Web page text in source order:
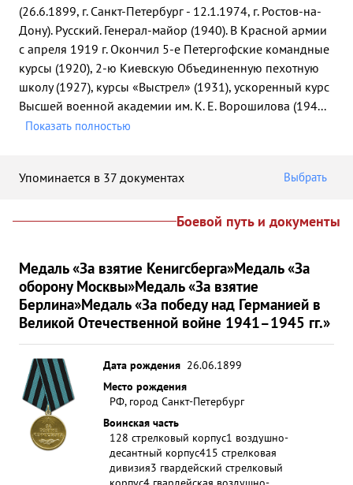
(26.6.1899, г. Санкт-Петербург - 12.1.1974, г. Ростов-на-
Дону). Русский. Генерал-майор (1940). В Красной армии
с апреля 1919 г. Окончил 5-е Петергофские командные
курсы (1920), 2-ю Киевскую Объединенную пехотную
школу (1927), курсы «Выстрел» (1931), ускоренный курс
Высшей военной академии им. К. Е. Ворошилова (194...
Показать полностью
Упоминается в 37 документах Выбрать
Боевой путь и документы
Медаль «За взятие Кенигсберга»Медаль «За
оборону Москвы»Медаль «За взятие
Берлина»Медаль «За победу над Германией в
Великой Отечественной войне 1941–1945 гг.»
Дата рождения 26.06.1899
Место рождения
РФ, город Санкт-Петербург
Воинская часть
128 стрелковый корпус1 воздушно-
десантный корпус415 стрелковая
дивизия3 гвардейский стрелковый